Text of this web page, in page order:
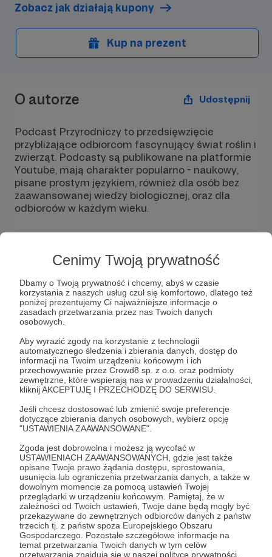
Cenimy Twoją prywatność
Dbamy o Twoją prywatność i chcemy, abyś w czasie
korzystania z naszych usług czuł się komfortowo, dlatego też
poniżej prezentujemy Ci najważniejsze informacje o
zasadach przetwarzania przez nas Twoich danych
osobowych.
Aby wyrazić zgody na korzystanie z technologii
automatycznego śledzenia i zbierania danych, dostęp do
informacji na Twoim urządzeniu końcowym i ich
przechowywanie przez Crowd8 sp. z o.o. oraz podmioty
zewnętrzne, które wspierają nas w prowadzeniu działalności,
kliknij AKCEPTUJĘ I PRZECHODZĘ DO SERWISU.
Jeśli chcesz dostosować lub zmienić swoje preferencje
dotyczące zbierania danych osobowych, wybierz opcję
"USTAWIENIA ZAAWANSOWANE".
Zgoda jest dobrowolna i możesz ją wycofać w
USTAWIENIACH ZAAWANSOWANYCH, gdzie jest także
opisane Twoje prawo żądania dostępu, sprostowania,
usunięcia lub ograniczenia przetwarzania danych, a także w
dowolnym momencie za pomocą ustawień Twojej
przeglądarki w urządzeniu końcowym. Pamiętaj, że w
zależności od Twoich ustawień, Twoje dane będą mogły być
przekazywane do zewnętrznych odbiorców danych z państw
trzecich tj. z państw spoza Europejskiego Obszaru
Gospodarczego. Pozostałe szczegółowe informacje na
temat przetwarzania Twoich danych w tym celów
przetwarzania znajdują się w naszej polityce prywatności.
Zobacz jak działają kupony
Kup na prezent
O autorze Udostępnij
Podcast Przyrodniczy to przedsięwzięcie
przybliżające odbiorcom fascynujący świat roślin i
zwierząt. Podcasty są publikowane na platformie
Youtube, mają charakter popularno - naukowy,
pisane prostym językiem, również dla osób bez
zaawansowanej wiedzy biologicznej, oraz dla
odbiorców w każdym wieku.
Dołącz do grona Patronów!
Wesprzyj działalność AutoraPodcast Przyrodniczy
już teraz!
Zostań Patronem
Najnowsi Patroni
Daniel